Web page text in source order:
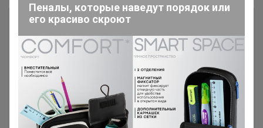
Бабочки
Галстуки
Запонки и зажимы 62
Пеналы, которые наведут порядок или
его красиво скроют